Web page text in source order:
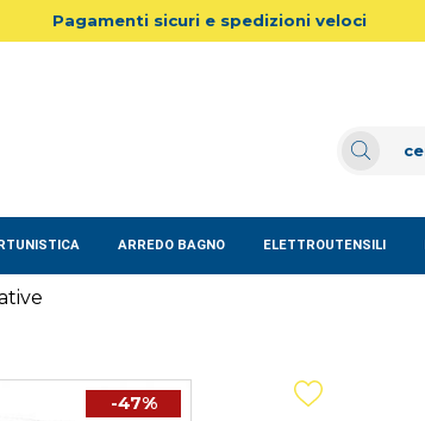
Pagamenti sicuri e spedizioni veloci
ARREDO BAGNO ELETTROUTENSILI
-47%